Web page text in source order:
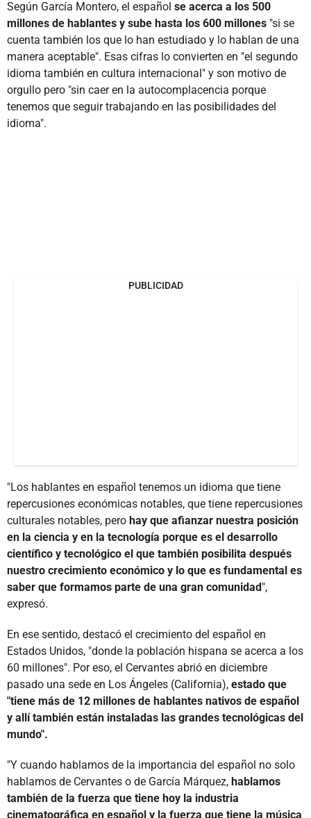
Según García Montero, el español se acerca a los 500
millones de hablantes y sube hasta los 600 millones "si se
cuenta también los que lo han estudiado y lo hablan de una
manera aceptable". Esas cifras lo convierten en "el segundo
idioma también en cultura internacional" y son motivo de
orgullo pero "sin caer en la autocomplacencia porque
tenemos que seguir trabajando en las posibilidades del
idioma".
PUBLICIDAD
"Los hablantes en español tenemos un idioma que tiene
repercusiones económicas notables, que tiene repercusiones
culturales notables, pero hay que afianzar nuestra posición
en la ciencia y en la tecnología porque es el desarrollo
científico y tecnológico el que también posibilita después
nuestro crecimiento económico y lo que es fundamental es
saber que formamos parte de una gran comunidad",
expresó.
En ese sentido, destacó el crecimiento del español en
Estados Unidos, "donde la población hispana se acerca a los
60 millones". Por eso, el Cervantes abrió en diciembre
pasado una sede en Los Ángeles (California), estado que
"tiene más de 12 millones de hablantes nativos de español
y allí también están instaladas las grandes tecnológicas del
mundo".
"Y cuando hablamos de la importancia del español no solo
hablamos de Cervantes o de García Márquez, hablamos
también de la fuerza que tiene hoy la industria
cinematográfica en español y la fuerza que tiene la música